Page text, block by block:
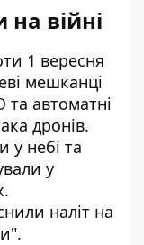
війні
1 вересня
мешканці
автоматні
дронів.
у небі та
у
наліт на